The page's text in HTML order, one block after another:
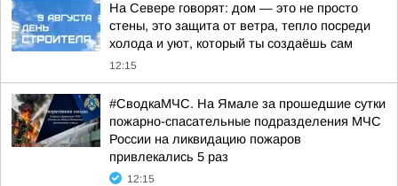
На Севере говорят: дом — это не просто
стены, это защита от ветра, тепло посреди
холода и уют, который ты создаёшь сам
12:15
#СводкаМЧС. На Ямале за прошедшие сутки
пожарно-спасательные подразделения МЧС
России на ликвидацию пожаров
привлекались 5 раз
12:15